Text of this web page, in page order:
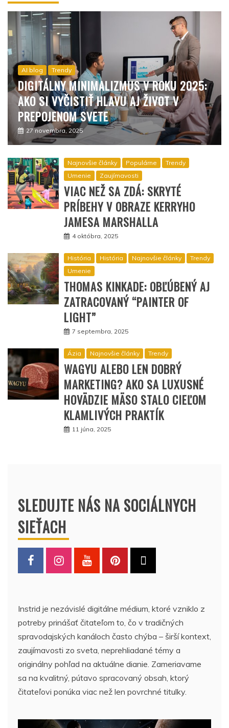
AI blog Trendy
DIGITÁLNY MINIMALIZMUS V ROKU 2025:
AKO SI VYČISTIŤ HLAVU AJ ŽIVOT V
PREPOJENOM SVETE
27 novembra, 2025
Najnovšie články Populárne
Trendy
Umenie
Zaujímavosti
VIAC NEŽ SA ZDÁ: SKRYTÉ
PRÍBEHY V OBRAZE KERRYHO
JAMESA MARSHALLA
4 októbra, 2025
História História Najnovšie články
Trendy
Umenie
THOMAS KINKADE: OBĽÚBENÝ AJ
ZATRACOVANÝ “PAINTER OF
LIGHT”
7 septembra, 2025
Ázia Najnovšie články Trendy
WAGYU ALEBO LEN DOBRÝ
MARKETING? AKO SA LUXUSNÉ
HOVÄDZIE MÄSO STALO CIEĽOM
KLAMLIVÝCH PRAKTÍK
11 júna, 2025
SLEDUJTE NÁS NA SOCIÁLNYCH
SIEŤACH
Instrid je nezávislé digitálne médium, ktoré vzniklo z
potreby prinášať čitateľom to, čo v tradičných
spravodajských kanáloch často chýba – širší kontext,
zaujímavosti zo sveta, neprehliadané témy a
originálny pohľad na aktuálne dianie. Zameriavame
sa na kvalitný, pútavo spracovaný obsah, ktorý
čitateľovi ponúka viac než len povrchné titulky.